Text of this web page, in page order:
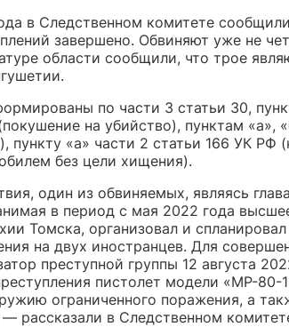
в Следственном комитете
завершено. Обвиняют уже не
области сообщили, что трое
по части 3 статьи 30,
на убийство), пунктам «а»,
пункту «а» части 2 статьи 166 УК РФ
без цели хищения).
один из обвиняемых, являясь
в период с мая 2022 года
Томска, организовал и
на двух иностранцев. Для
преступной группы 12 августа
пистолет модели «МР-80-
ограниченного поражения, а
рассказали в Следственном